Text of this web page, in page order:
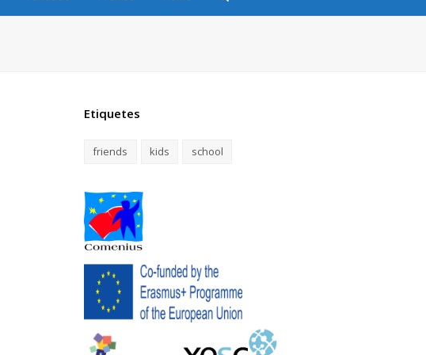
Etiquetes
friends kids school